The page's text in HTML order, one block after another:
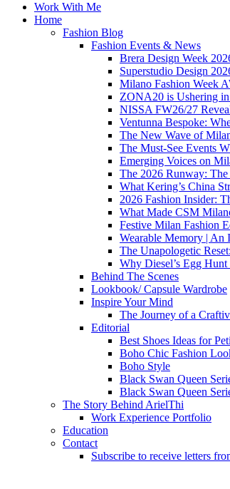
Work With Me
Home
Fashion Blog
Fashion Events & News
Brera Design Week
Superstudio Design
Milano Fashion Week
ZONA20 is Ushering
NISSA FW26/27
Ventunna Bespoke:
The New Wave of
The Must-See Events
Emerging Voices on
The 2026 Runway:
What Kering’s China
2026 Fashion Insider:
What Made CSM
Festive Milan Fashion
Wearable Memory | An
The Unapologetic
Why Diesel’s Egg
Behind The Scenes
Lookbook/ Capsule Wardrobe
Inspire Your Mind
The Journey of a
Editorial
Best Shoes Ideas for
Boho Chic Fashion
Boho Style
Black Swan Queen
Black Swan Queen
The Story Behind ArielThi
Work Experience Portfolio
Education
Contact
Subscribe to receive letters